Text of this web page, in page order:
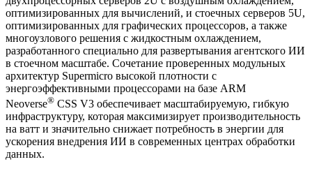
оптимизированных для вычислений, и стоечных серверов 5U,
оптимизированных для графических процессоров, а также
многоузлового решения с жидкостным охлаждением,
разработанного специально для развертывания агентского ИИ
в стоечном масштабе. Сочетание проверенных модульных
архитектур Supermicro высокой плотности с
энергоэффективными процессорами на базе ARM
Neoverse® CSS V3 обеспечивает масштабируемую, гибкую
инфраструктуру, которая максимизирует производительность
на ватт и значительно снижает потребность в энергии для
ускорения внедрения ИИ в современных центрах обработки
данных.